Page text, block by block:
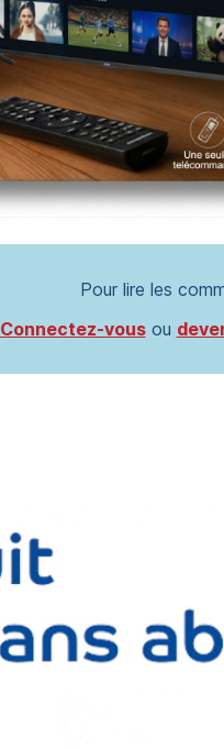
Pour lire les
Connectez-vousou